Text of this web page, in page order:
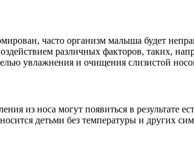
часто организм малыша будет
различных факторов, таких,
увлажнения и очищения слизистой
из носа могут появиться в результате
детьми без температуры и других